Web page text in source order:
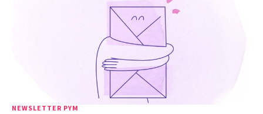
NEWSLETTER PYM